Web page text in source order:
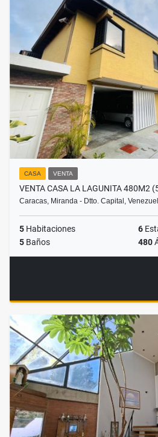
CASA VENTA
VENTA CASA LA LAGUNITA 480M2
Caracas, Miranda - Dtto. Capital,
5 Habitaciones 6
5 Baños 480